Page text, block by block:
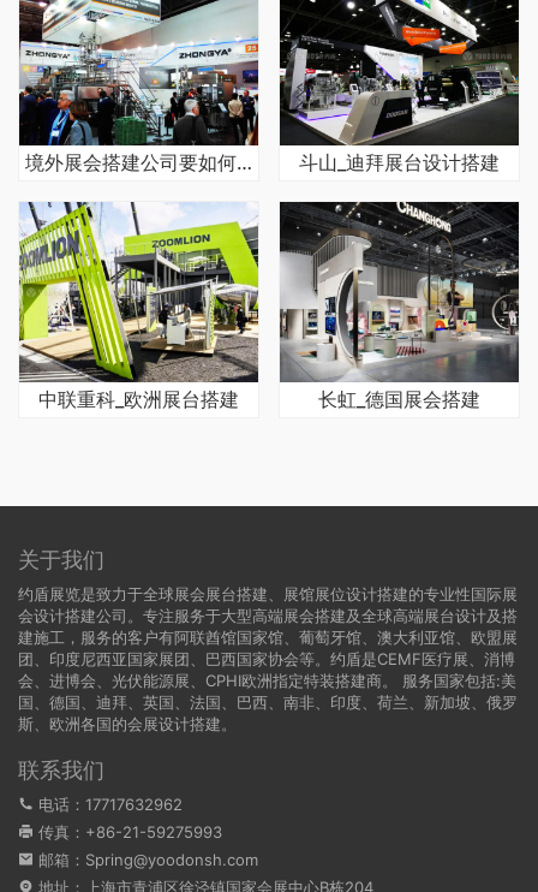
境外展会搭建公司要如何选择 斗山_迪拜展台设计搭建
中联重科_欧洲展台搭建 长虹_德国展会搭建
关于我们
约盾展览是致力于全球展会展台搭建、展馆展位设计搭建的专业性国际展
会设计搭建公司。专注服务于大型高端展会搭建及全球高端展台设计及搭
建施工，服务的客户有阿联酋馆国家馆、葡萄牙馆、澳大利亚馆、欧盟展
团、印度尼西亚国家展团、巴西国家协会等。约盾是CEMF医疗展、消博
会、进博会、光伏能源展、CPHI欧洲指定特装搭建商。 服务国家包括:美
国
德国 、迪拜、英国、法国、巴西、南非、印度、荷兰、新加坡、俄罗
斯、欧洲各国的会展设计搭建。
联系我们
电话：17717632962
传真：+86-21-59275993
邮箱：Spring@yoodonsh.com
地址：上海市青浦区徐泾镇国家会展中心B栋204